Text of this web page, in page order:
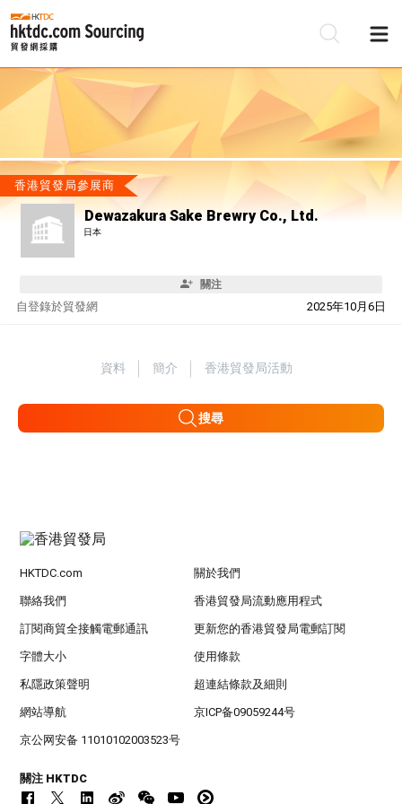
香港貿發局參展商
Dewazakura Sake Brewry Co., Ltd.
日本
關注
自 2025年10月6日
登錄於貿發網
資料 簡介 香港貿發局活動
搜尋
HKTDC.com 關於我們
聯絡我們 香港貿發局流動應用程式
訂閱商貿全接觸電郵通訊 更新您的香港貿發局電郵訂閱
字體大小 使用條款
私隱政策聲明 超連結條款及細則
網站導航 京ICP备09059244号
京公网安备 11010102003523号
關注 HKTDC